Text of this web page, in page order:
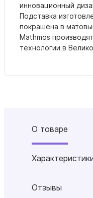
инновационный
Подставка
покрашена в
Mathmos
технологии в
О товаре
Отзывы